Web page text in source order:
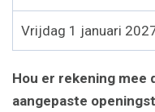
Vrijdag 1 januari
Hou er rekening mee
aangepaste